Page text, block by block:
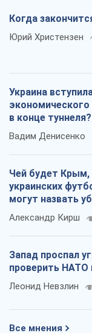
Когда
Юрий Христензен
Украина
экономического
в конце туннеля?
Вадим Денисенко
Чей будет Крым,
украинских
могут назвать
Александр Кирш
Запад проспал
проверить НАТО
Леонид Невзлин
Все мнения